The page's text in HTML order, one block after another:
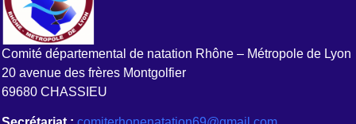
Comité départemental de natation Rhône – Métropole de Lyon
20 avenue des frères Montgolfier
69680 CHASSIEU